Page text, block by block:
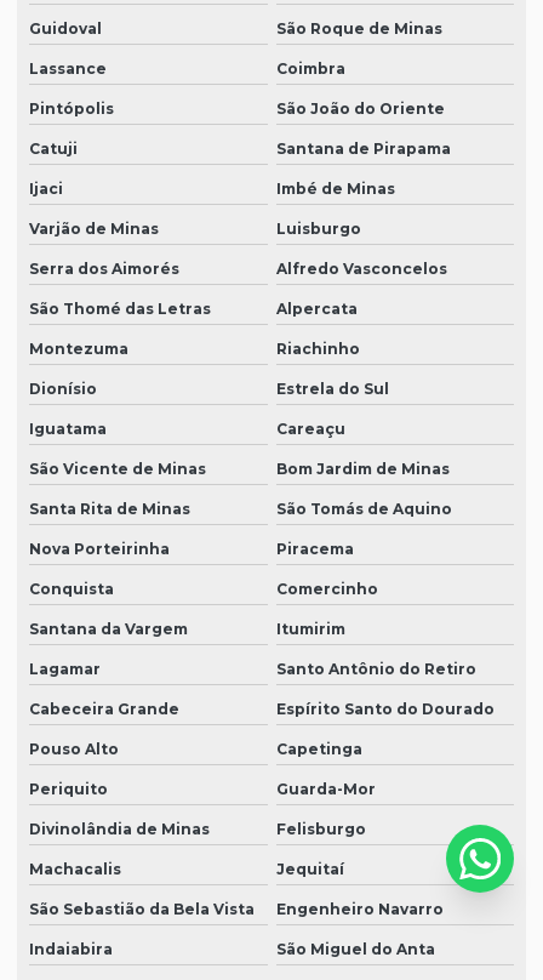
Guidoval São Roque de Minas
Lassance Coimbra
Pintópolis São João do Oriente
Catuji Santana de Pirapama
Ijaci Imbé de Minas
Varjão de Minas Luisburgo
Serra dos Aimorés Alfredo Vasconcelos
São Thomé das Letras Alpercata
Montezuma Riachinho
Dionísio Estrela do Sul
Iguatama Careaçu
São Vicente de Minas Bom Jardim de Minas
Santa Rita de Minas São Tomás de Aquino
Nova Porteirinha Piracema
Conquista Comercinho
Santana da Vargem Itumirim
Lagamar Santo Antônio do Retiro
Cabeceira Grande Espírito Santo do Dourado
Pouso Alto Capetinga
Periquito Guarda-Mor
Divinolândia de Minas Felisburgo
Machacalis Jequitaí
São Sebastião da Bela Vista Engenheiro Navarro
Indaiabira São Miguel do Anta